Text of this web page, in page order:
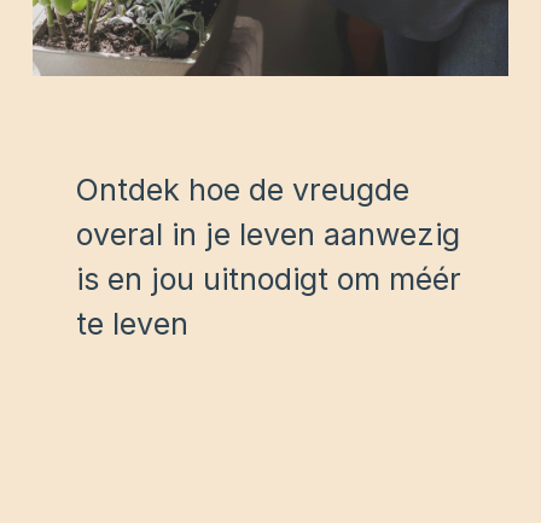
Ontdek hoe de vreugde
overal in je leven aanwezig
is en jou uitnodigt om méér
te leven